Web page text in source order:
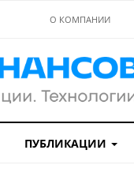
О КОМПАНИИ
ПУБЛИКАЦИИ